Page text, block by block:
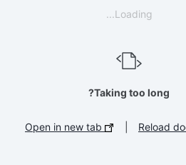
Loading...
Taking too long?